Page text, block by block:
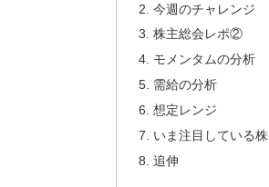
今週のチャレンジ
株主総会レポ②
モメンタムの分析
需給の分析
想定レンジ
いま注目している株
追伸